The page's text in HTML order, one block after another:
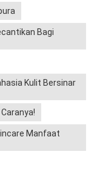
Bagi
Kulit Bersinar
Manfaat